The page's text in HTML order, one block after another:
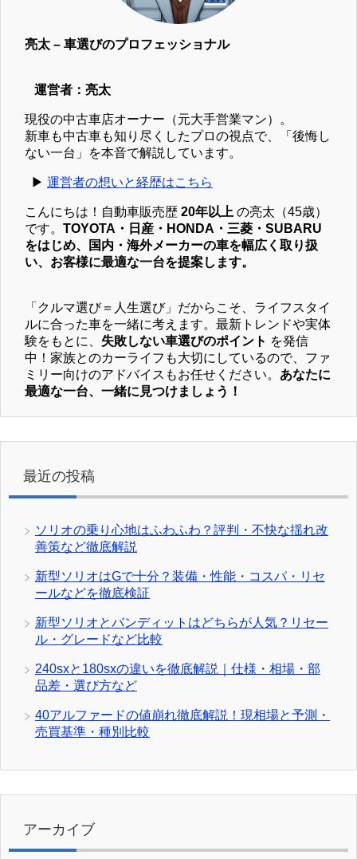
亮太 – 車選びのプロフェッショナル
運営者：亮太
現役の中古車店オーナー（元大手営業マン）。
新車も中古車も知り尽くしたプロの視点で、「後悔し
ない一台」を本音で解説しています。
▶︎ 運営者の想いと経歴はこちら
こんにちは！自動車販売歴 20年以上 の亮太（45歳）
です。 TOYOTA・日産・HONDA・三菱・SUBARU
をはじめ、国内・海外メーカーの車を幅広く取り扱
い、お客様に最適な一台を提案します。
「クルマ選び＝人生選び」だからこそ、ライフスタイ
ルに合った車を一緒に考えます。最新トレンドや実体
験をもとに、 失敗しない車選びのポイント を発信
中！家族とのカーライフも大切にしているので、ファ
ミリー向けのアドバイスもお任せください。 あなたに
最適な一台、一緒に見つけましょう！
最近の投稿
ソリオの乗り心地はふわふわ？評判・不快な揺れ改
善策など徹底解説
新型ソリオはGで十分？装備・性能・コスパ・リセ
ールなどを徹底検証
新型ソリオとバンディットはどちらが人気？リセー
ル・グレードなど比較
240sxと180sxの違いを徹底解説｜仕様・相場・部
品差・選び方など
40アルファードの値崩れ徹底解説！現相場と予測・
売買基準・種別比較
アーカイブ